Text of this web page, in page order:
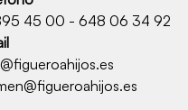
45 00 - 648 06 34 92